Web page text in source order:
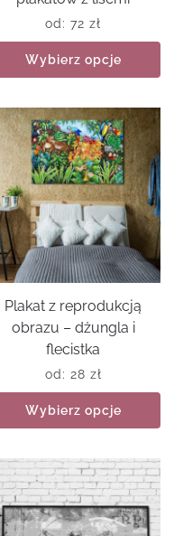
od: 72 zł
Wybierz opcje
Plakat z reprodukcją
obrazu – dżungla i
flecistka
od: 28 zł
Wybierz opcje